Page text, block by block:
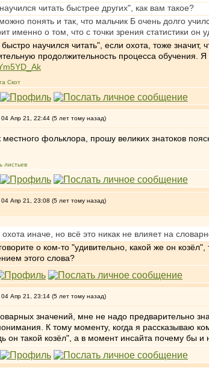
читать быстрее других", как вам такое?
понять и так, что мальчик Б очень долго
именно о том, что с точки зрения статистики
научился читать", если охота, тоже
продолжительность процесса обучения.
Скот
Апр 21, 22:44 (5 лет тому назад)
фольклора, прошу великих знатоков
листьев
Апр 21, 23:08 (5 лет тому назад)
иначе, но всё это никак не влияет на
о ком-то "удивительно, какой же он
этого слова?
Апр 21, 23:14 (5 лет тому назад)
значений, мне не надо предварительно
К тому моменту, когда я рассказываю
он такой козёл", а в момент инсайта почему бы и